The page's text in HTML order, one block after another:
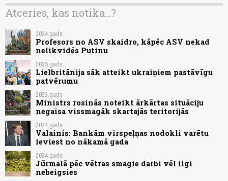
Atceries, kas notika...?
2024.gads
Profesors no ASV skaidro, kāpēc ASV nekad
nelikvidēs Putinu
2025.gads
Lielbritānija sāk atteikt ukraiņiem pastāvīgu
patvērumu
2023.gads
Ministrs rosinās noteikt ārkārtas situāciju
negaisa vissmagāk skartajās teritorijās
2024.gads
Valainis: Bankām virspeļņas nodokli varētu
ieviest no nākamā gada
2024.gads
Jūrmalā pēc vētras smagie darbi vēl ilgi
nebeigsies